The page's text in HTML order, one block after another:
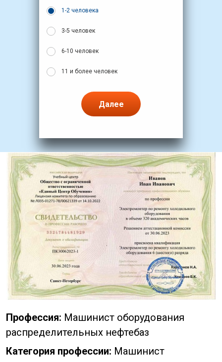
1-2 человека
3-5 человек
6-10 человек
11 и более человек
Далее
Профессия: Машинист оборудования
распределительных нефтебаз
Категория профессии: Машинист